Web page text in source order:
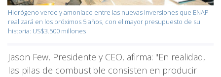
Hidrógeno verde y amoníaco entre las nuevas inversiones que ENAP
realizará en los próximos 5 años, con el mayor presupuesto de su
historia: US$3.500 millones
Jason Few, Presidente y CEO, afirma: "En realidad,
las pilas de combustible consisten en producir